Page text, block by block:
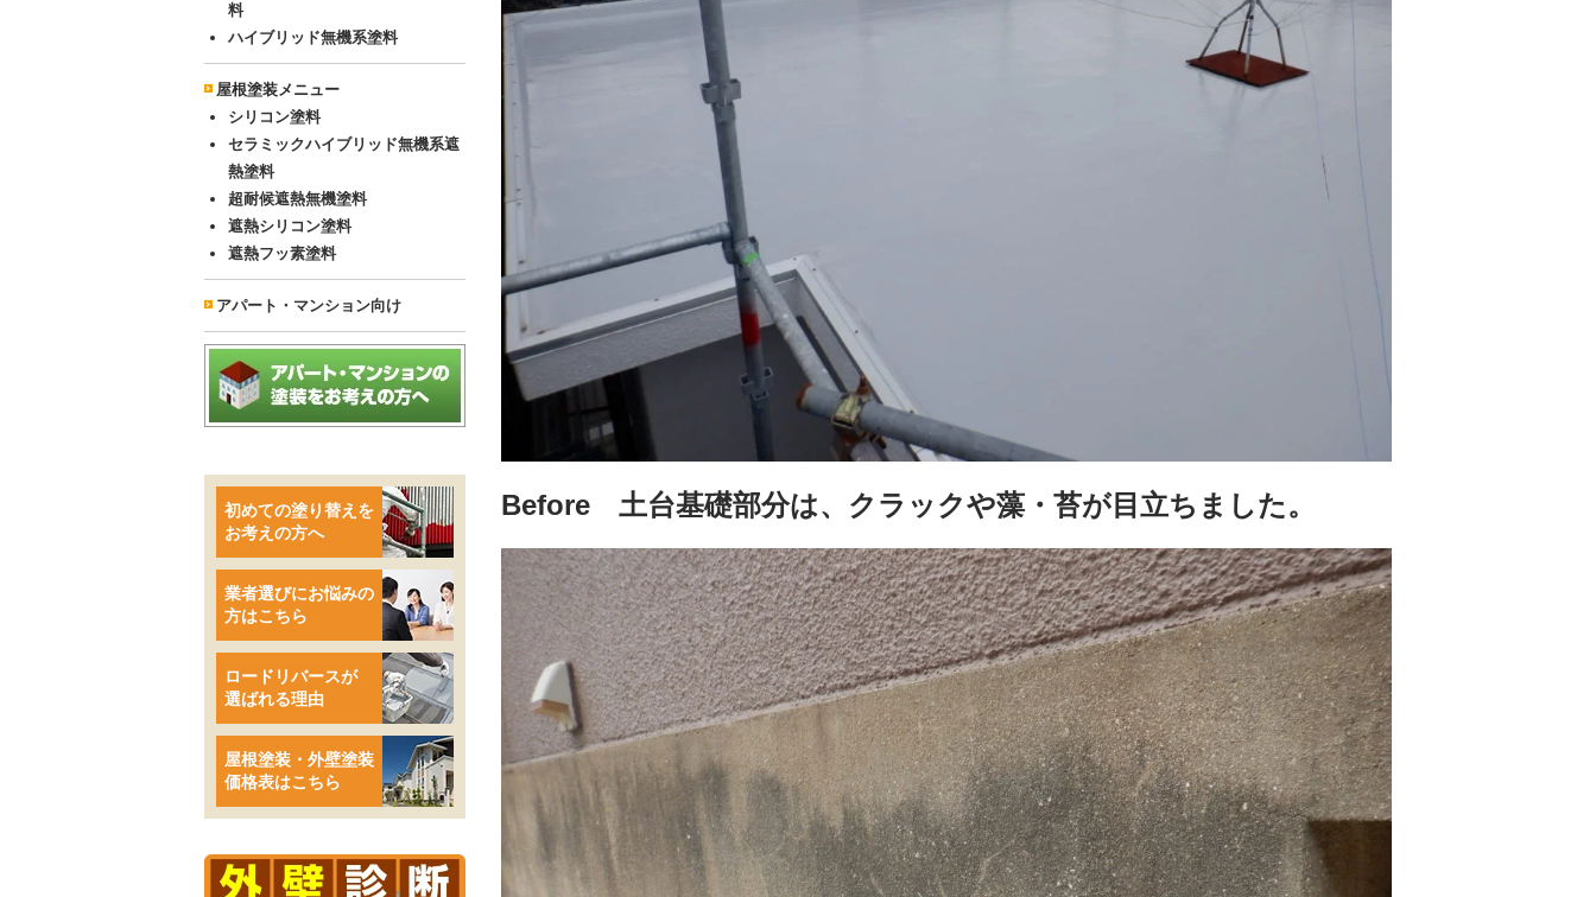
Before 土台基礎部分は、クラックや藻・苔が目立ちました。
料
ハイブリッド無機系塗料
屋根塗装メニュー
シリコン塗料
セラミックハイブリッド無機系遮
熱塗料
超耐候遮熱無機塗料
遮熱シリコン塗料
遮熱フッ素塗料
アパート・マンション向け
初めての塗り替えを
お考えの方へ
業者選びにお悩みの
方はこちら
ロードリバースが
選ばれる理由
屋根塗装・外壁塗装
価格表はこちら